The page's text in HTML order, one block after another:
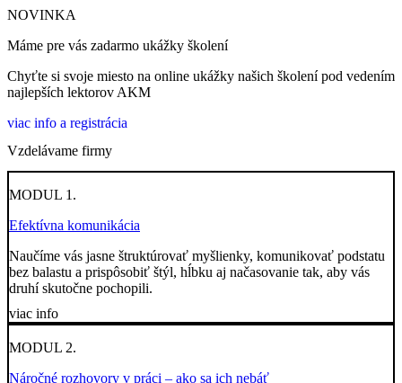
NOVINKA
Máme pre vás zadarmo ukážky školení
Chyťte si svoje miesto na online ukážky našich školení pod vedením
najlepších lektorov AKM
viac info a registrácia
Vzdelávame firmy
MODUL 1.
Efektívna komunikácia
Naučíme vás jasne štruktúrovať myšlienky, komunikovať podstatu
bez balastu a prispôsobiť štýl, hĺbku aj načasovanie tak, aby vás
druhí skutočne pochopili.
viac info
MODUL 2.
Náročné rozhovory v práci – ako sa ich nebáť